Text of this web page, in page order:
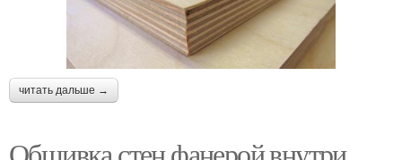
читать дальше →